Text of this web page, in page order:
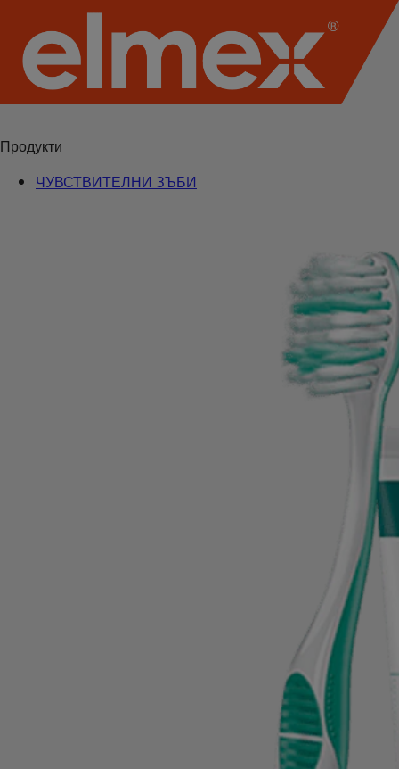
Продукти
ЧУВСТВИТЕЛНИ ЗЪБИ